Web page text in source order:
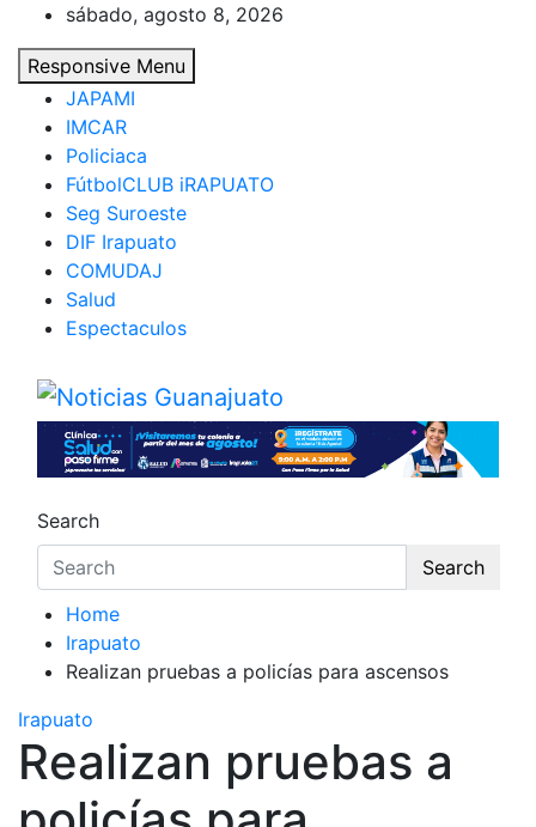
content
sábado, agosto 8, 2026
Responsive Menu
JAPAMI
IMCAR
Policiaca
FútbolCLUB iRAPUATO
Seg Suroeste
DIF Irapuato
COMUDAJ
Salud
Espectaculos
Noticias Guanajuato
Search
Search
Home
Irapuato
Realizan pruebas a policías para ascensos
Irapuato
Realizan pruebas a